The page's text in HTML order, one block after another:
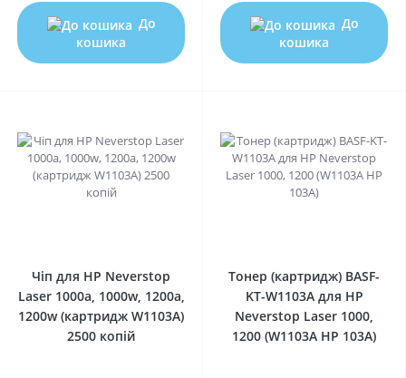
До
кошика
До
кошика
Чіп для HP Neverstop
Laser 1000a, 1000w, 1200a,
1200w (картридж W1103A)
2500 копій
Тонер (картридж) BASF-
KT-W1103A для HP
Neverstop Laser 1000,
1200 (W1103A HP 103A)